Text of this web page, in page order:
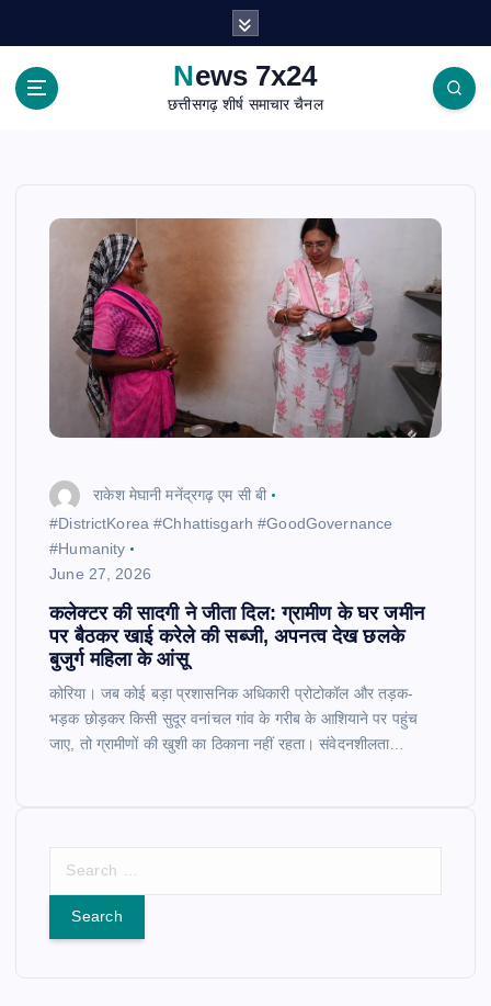
News 7x24
छत्तीसगढ़ शीर्ष समाचार चैनल
राकेश मेघानी मनेंद्रगढ़ एम सी बी
​#DistrictKorea #Chhattisgarh #GoodGovernance
#Humanity
June 27, 2026
कलेक्टर की सादगी ने जीता दिल: ग्रामीण के घर जमीन
पर बैठकर खाई करेले की सब्जी, अपनत्व देख छलके
बुजुर्ग महिला के आंसू
कोरिया। जब कोई बड़ा प्रशासनिक अधिकारी प्रोटोकॉल और तड़क-
भड़क छोड़कर किसी सुदूर वनांचल गांव के गरीब के आशियाने पर पहुंच
जाए, तो ग्रामीणों की खुशी का ठिकाना नहीं रहता। संवेदनशीलता…